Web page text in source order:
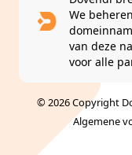
We
van deze
voor alle
© 2026 Copyright
Algemene